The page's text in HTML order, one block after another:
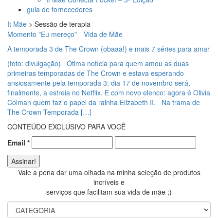
guia de fornecedores
It Mãe > Sessão de terapia
Momento "Eu mereço"
Vida de Mãe
A temporada 3 de The Crown (obaaa!) e mais 7 séries para amar
(foto: divulgação) Ótima notícia para quem amou as duas
primeiras temporadas de The Crown e estava esperando
ansiosamente pela temporada 3: dia 17 de novembro será,
finalmente, a estreia no Netflix. E com novo elenco: agora é Olivia
Colman quem faz o papel da rainha Elizabeth II. Na trama de
The Crown Temporada […]
CONTEÚDO EXCLUSIVO PARA VOCÊ
Email *
Vale a pena dar uma olhada na minha seleção de produtos
incríveis e
serviços que facilitam sua vida de mãe ;)